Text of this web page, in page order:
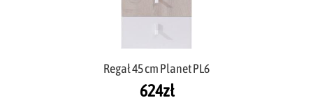
Regał 45 cm Planet PL6
624zł